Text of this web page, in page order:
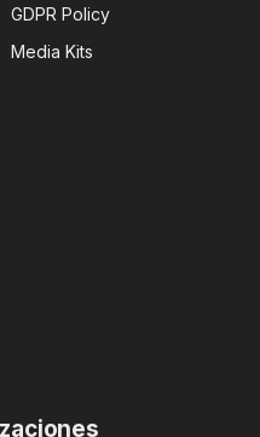
GDPR Policy
Media Kits